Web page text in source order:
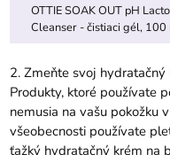
OTTIE SOAK OUT pH
Cleanser - čistiaci gél, 100
2. Zmeňte svoj hydratačný
Produkty, ktoré používate
nemusia na vašu pokožku
všeobecnosti používate
ťažký hydratačný krém na